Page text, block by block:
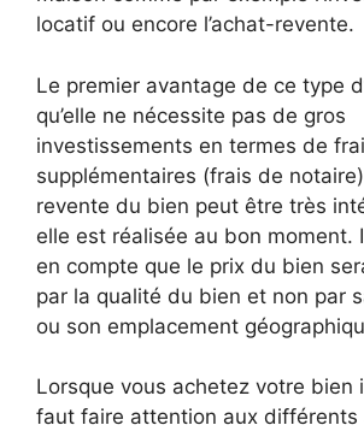
locatif ou encore l’achat-revente.
Le premier avantage de ce type
qu’elle ne nécessite pas de gros
investissements en termes de
supplémentaires (frais de
revente du bien peut être très
elle est réalisée au bon moment.
en compte que le prix du bien
par la qualité du bien et non par
ou son emplacement
Lorsque vous achetez votre bien
faut faire attention aux différents